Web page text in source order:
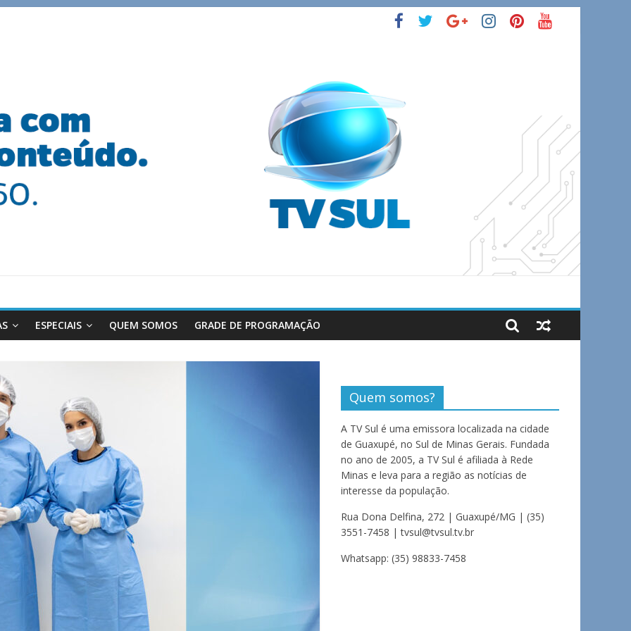
ESPECIAIS QUEM SOMOS GRADE DE PROGRAMAÇÃO
Quem somos?
A TV Sul é uma emissora localizada na cidade
de Guaxupé, no Sul de Minas Gerais. Fundada
no ano de 2005, a TV Sul é afiliada à Rede
Minas e leva para a região as notícias de
interesse da população.
Rua Dona Delfina, 272 | Guaxupé/MG | (35)
3551-7458 | tvsul@tvsul.tv.br
Whatsapp: (35) 98833-7458